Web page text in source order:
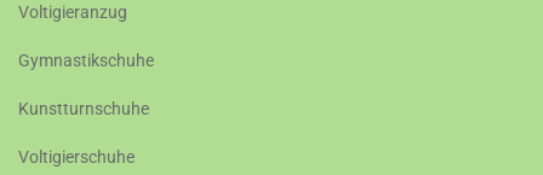
Voltigieranzug
Gymnastikschuhe
Kunstturnschuhe
Voltigierschuhe